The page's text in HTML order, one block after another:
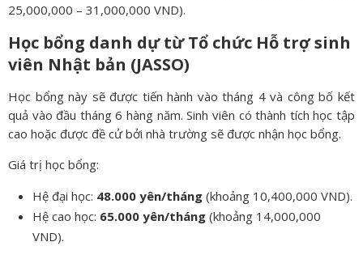
25,000,000 – 31,000,000 VND).
Học bổng danh dự từ Tổ chức Hỗ trợ sinh
viên Nhật bản (JASSO)
Học bổng này sẽ được tiến hành vào tháng 4 và công bố kết
quả vào đầu tháng 6 hàng năm. Sinh viên có thành tích học tập
cao hoặc được đề cử bởi nhà trường sẽ được nhận học bổng.
Giá trị học bổng:
Hệ đại học: 48.000 yên/tháng (khoảng 10,400,000 VND).
Hệ cao học: 65.000 yên/tháng (khoảng 14,000,000
VND).